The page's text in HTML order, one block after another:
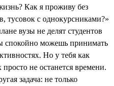
Как я проживу без
тусовок с однокурсниками?»
вузы не делят студентов
спокойно можешь принимать
Но у тебя как
не останется времени.
задача: не только